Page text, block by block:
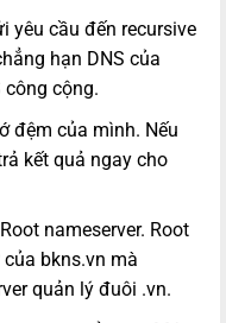
yêu cầu đến recursive
hạn DNS của
cộng.
đệm của mình. Nếu
kết quả ngay cho
nameserver. Root
bkns.vn mà
quản lý đuôi .vn.